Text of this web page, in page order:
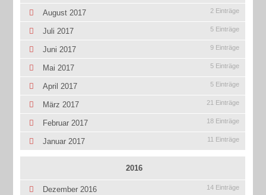
August 2017 2 Einträge
Juli 2017 5 Einträge
Juni 2017 9 Einträge
Mai 2017 5 Einträge
April 2017 5 Einträge
März 2017 21 Einträge
Februar 2017 18 Einträge
Januar 2017 11 Einträge
2016
Dezember 2016 14 Einträge